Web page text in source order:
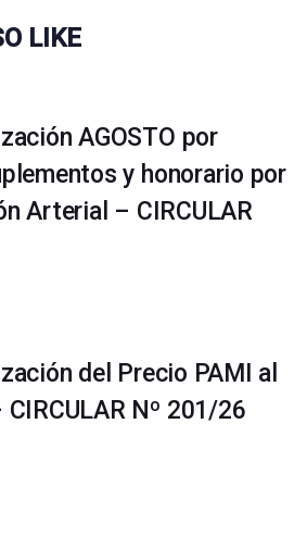
LIKE
AGOSTO por
y honorario por
Arterial – CIRCULAR
del Precio PAMI al
Nº 201/26